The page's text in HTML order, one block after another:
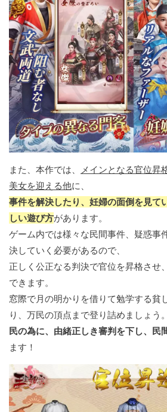
また、本作では、
メインとなる官位昇
美女を迎える他に、
事件を解決したり、妊婦の面倒を見て
しい遊び方があります。
ゲーム内では様々な民間事件、疑惑事
決していく必要があるので、
正しく公正なる判決で官位を昇格させ
できます。
窓際で月の明かりを借りて勉学する貧
り、万民の頂点まで登り詰めましょう。
民の為に、由緒正しき審判を下し、民
ます！